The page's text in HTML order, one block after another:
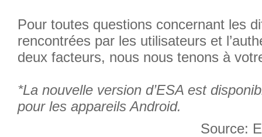
Pour toutes questions concernant les
rencontrées par les utilisateurs et
deux facteurs, nous nous tenons à
*La nouvelle version d’ESA est
pour les appareils Android.
Source: